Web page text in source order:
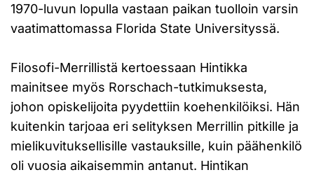
1970-luvun lopulla vastaan paikan tuolloin varsin
vaatimattomassa Florida State Universityssä.
Filosofi-Merrillistä kertoessaan Hintikka
mainitsee myös Rorschach-tutkimuksesta,
johon opiskelijoita pyydettiin koehenkilöiksi. Hän
kuitenkin tarjoaa eri selityksen Merrillin pitkille ja
mielikuvituksellisille vastauksille, kuin päähenkilö
oli vuosia aikaisemmin antanut. Hintikan